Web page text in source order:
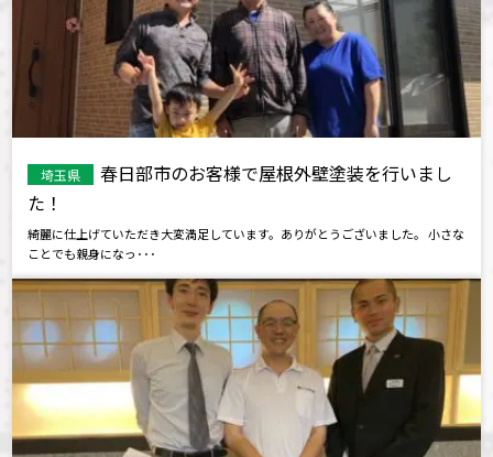
埼玉県
春日部市のお客様で屋根外壁塗装を行いまし
た！
綺麗に仕上げていただき大変満足しています。ありがとうございました。 小さな
ことでも親身になっ･･･